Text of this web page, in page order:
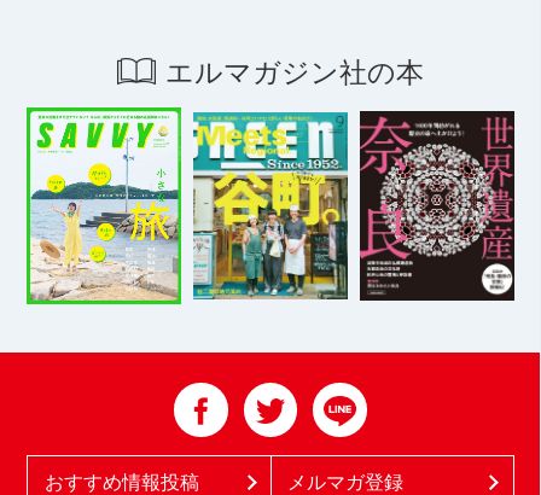
エルマガジン社の本
おすすめ情報投稿 メルマガ登録